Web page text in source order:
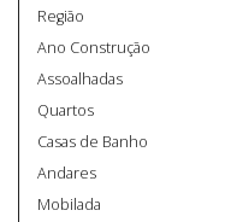
Região
Ano Construção
Assoalhadas
Quartos
Casas de Banho
Andares
Mobilada